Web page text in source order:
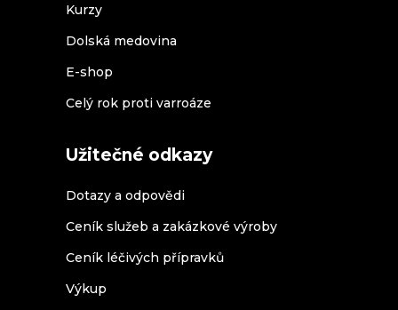
Kurzy
Dolská medovina
E-shop
Celý rok proti varroáze
Užitečné odkazy
Dotazy a odpovědi
Ceník služeb a zakázkové výroby
Ceník léčivých přípravků
Výkup